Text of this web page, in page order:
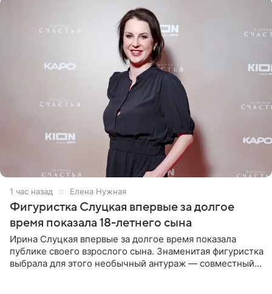
1 час назад Елена Нужная
Фигуристка Слуцкая впервые за долгое
время показала 18-летнего сына
Ирина Слуцкая впервые за долгое время показала
публике своего взрослого сына. Знаменитая фигуристка
выбрала для этого необычный антураж — совместный